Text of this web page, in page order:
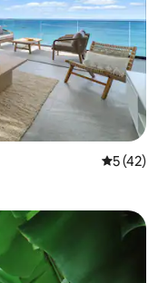
5 (42)